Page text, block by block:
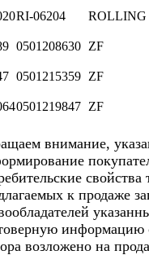
RI-06204 ROLLING
0501208630 ZF
0501215359 ZF
0501219847 ZF
внимание,
к продаже
информацию
возложено на